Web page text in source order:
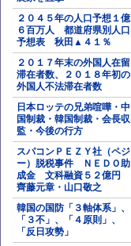
２０４５年の人口予想１億
６百万人 都道府県別人口
予想表 秋田▲４１％
２０１７年末の外国人在留
滞在者数、２０１８年初の
外国人不法滞在者数
日本ロッテの兄弟喧嘩・中
国制裁・韓国制裁・会長収
監・今後の行方
スパコンＰＥＺＹ社（ペジ
ー）脱税事件 ＮＥＤＯ助
成金 文科融資５２億円
齊藤元章・山口敬之
韓国の国防「３軸体系」、
「３不」、「４原則」、
「反日攻勢」